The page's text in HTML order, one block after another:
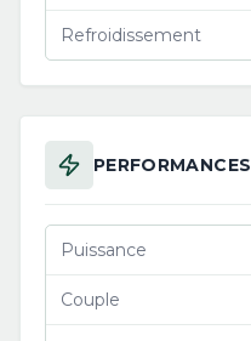
Refroidissement
PERFORMANCES
Puissance
Couple